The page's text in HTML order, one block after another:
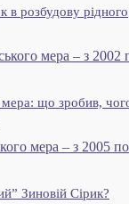
в розбудову рідного
мера – з 2002
мера: що зробив,
мера – з 2005 по
Зиновій Сірик?